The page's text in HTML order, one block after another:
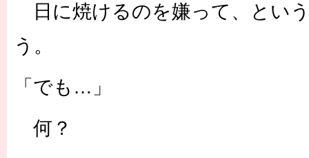
日に焼けるのを嫌って、とい
う。
「でも…」
何？